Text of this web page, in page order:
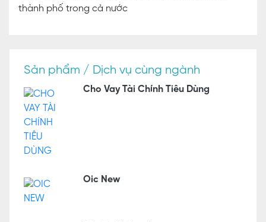
thành phố trong cả nước
Sản phẩm / Dịch vụ cùng ngành
Cho Vay Tài Chính Tiêu Dùng
Oic New